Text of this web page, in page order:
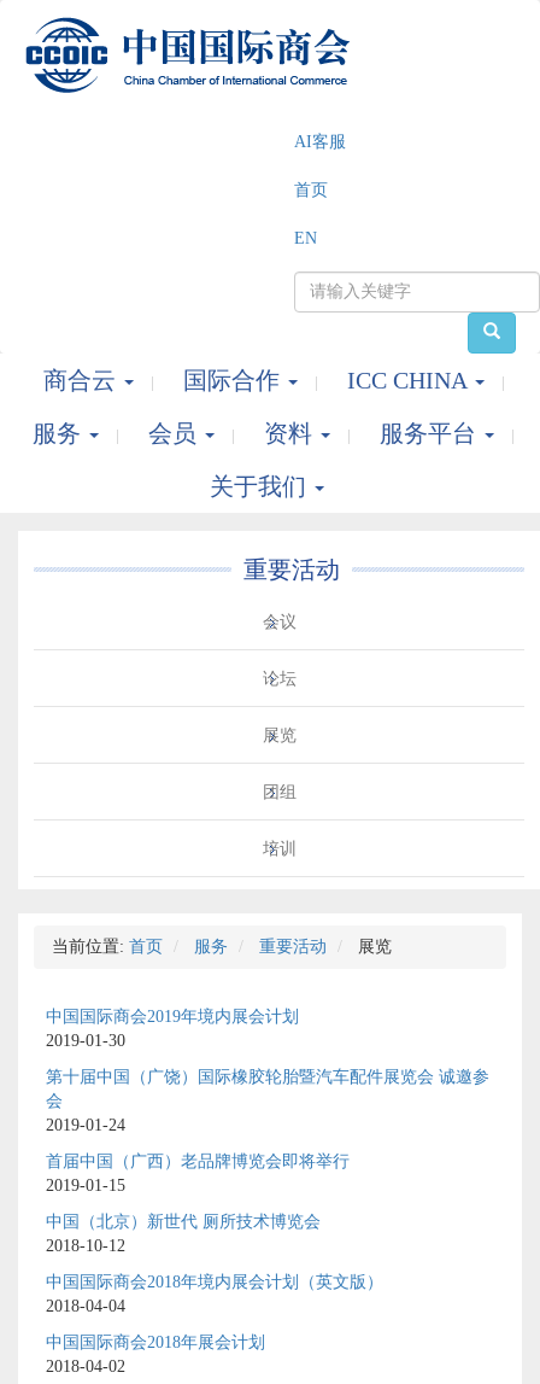
AI客服
首页
EN
商合云 国际合作
ICC CHINA
服务
会员 资料
服务平台
关于我们
重要活动
会议
论坛
展览
团组
培训
当前位置: 首页 服务 重要活动 展览
中国国际商会2019年境内展会计划
2019-01-30
第十届中国（广饶）国际橡胶轮胎暨汽车配件展览会 诚邀参
会
2019-01-24
首届中国（广西）老品牌博览会即将举行
2019-01-15
中国（北京）新世代 厕所技术博览会
2018-10-12
中国国际商会2018年境内展会计划（英文版）
2018-04-04
中国国际商会2018年展会计划
2018-04-02